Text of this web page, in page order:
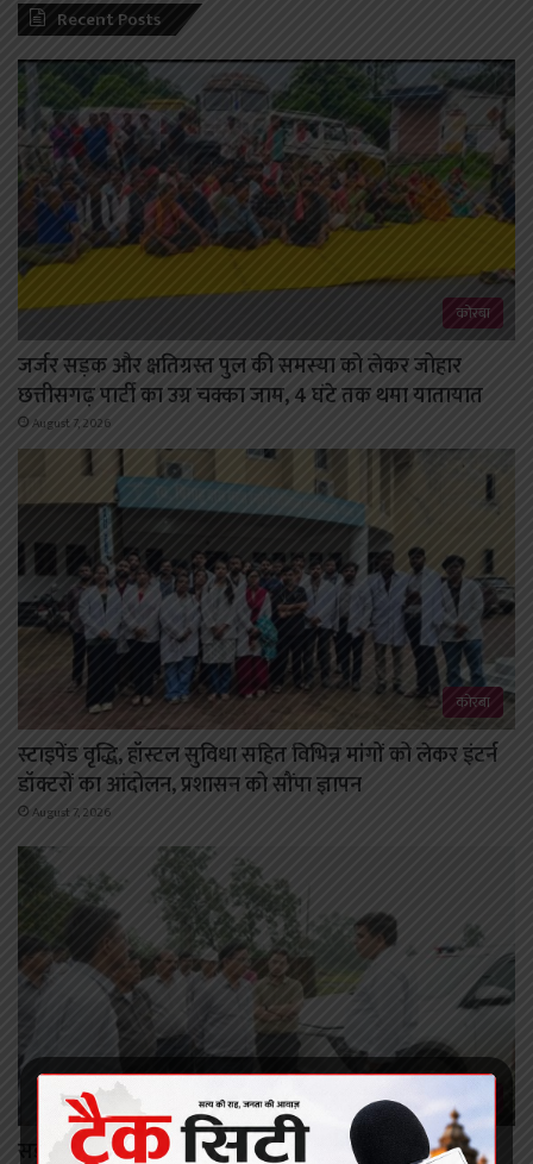
Recent Posts
कोरबा
जर्जर सड़क और क्षतिग्रस्त पुल की समस्या को लेकर जोहार
छत्तीसगढ़ पार्टी का उग्र चक्का जाम, 4 घंटे तक थमा यातायात
August 7, 2026
कोरबा
स्टाइपेंड वृद्धि, हॉस्टल सुविधा सहित विभिन्न मांगों को लेकर इंटर्न
डॉक्टरों का आंदोलन, प्रशासन को सौंपा ज्ञापन
August 7, 2026
सड़क निर्माण कार्यों में तेजी लाएं, ग्रामीणों की सुविधा का रखें